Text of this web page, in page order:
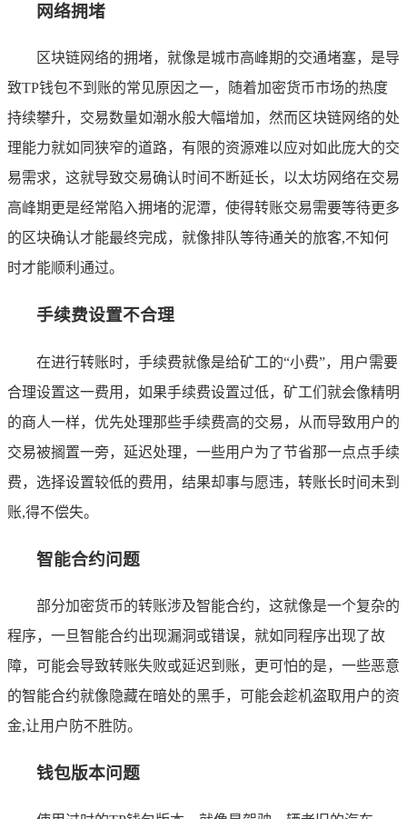
网络拥堵
区块链网络的拥堵，就像是城市高峰期的交通堵塞，是导
致TP钱包不到账的常见原因之一，随着加密货币市场的热度
持续攀升，交易数量如潮水般大幅增加，然而区块链网络的处
理能力就如同狭窄的道路，有限的资源难以应对如此庞大的交
易需求，这就导致交易确认时间不断延长，以太坊网络在交易
高峰期更是经常陷入拥堵的泥潭，使得转账交易需要等待更多
的区块确认才能最终完成，就像排队等待通关的旅客,不知何
时才能顺利通过。
手续费设置不合理
在进行转账时，手续费就像是给矿工的“小费”，用户需要
合理设置这一费用，如果手续费设置过低，矿工们就会像精明
的商人一样，优先处理那些手续费高的交易，从而导致用户的
交易被搁置一旁，延迟处理，一些用户为了节省那一点点手续
费，选择设置较低的费用，结果却事与愿违，转账长时间未到
账,得不偿失。
智能合约问题
部分加密货币的转账涉及智能合约，这就像是一个复杂的
程序，一旦智能合约出现漏洞或错误，就如同程序出现了故
障，可能会导致转账失败或延迟到账，更可怕的是，一些恶意
的智能合约就像隐藏在暗处的黑手，可能会趁机盗取用户的资
金,让用户防不胜防。
钱包版本问题